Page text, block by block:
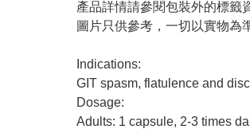
產品詳情請參閱包裝外的標籤
圖片只供參考，一切以實物為
Indications:
GIT spasm, flatulence and
Dosage:
Adults: 1 capsule, 2-3 times